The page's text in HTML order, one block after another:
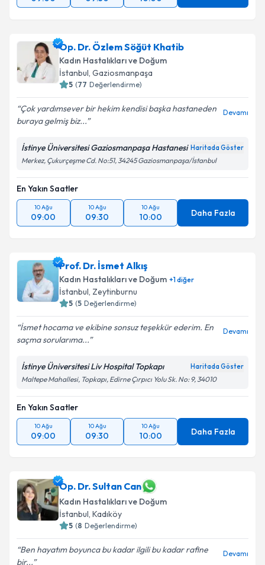
Op. Dr. Özlem Söğüt Khatib
Kadın Hastalıkları ve Doğum
İstanbul, Gaziosmanpaşa
5 (77 Değerlendirme)
Çok yardımsever bir hekim kendisi başka hastaneden
buraya gelmiş biz...
Devamı
İstinye Üniversitesi Gaziosmanpaşa Hastanesi Haritada Göster
Merkez, Çukurçeşme Cd. No:51, 34245 Gaziosmanpaşa/İstanbul
En Yakın Saatler
10 Ağu
09:00
10 Ağu
09:30
10 Ağu
10:00 Daha Fazla
Prof. Dr. İsmet Alkış
Kadın Hastalıkları ve Doğum +1diğer
İstanbul, Zeytinburnu
5 (5 Değerlendirme)
İsmet hocama ve ekibine sonsuz teşekkür ederim. En
saçma sorularıma...
Devamı
İstinye Üniversitesi Liv Hospital Topkapı Haritada Göster
Maltepe Mahallesi, Topkapı, Edirne Çırpıcı Yolu Sk. No: 9, 34010
En Yakın Saatler
10 Ağu
09:00
10 Ağu
09:30
10 Ağu
10:00 Daha Fazla
Op. Dr. Sultan Can
Kadın Hastalıkları ve Doğum
İstanbul, Kadıköy
5 (8 Değerlendirme)
Ben hayatım boyunca bu kadar ilgili bu kadar rafine
bir...
Devamı